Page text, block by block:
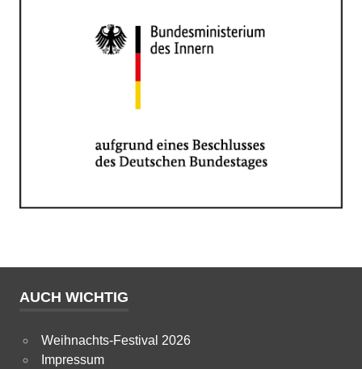
AUCH WICHTIG
Weihnachts-Festival 2026
Impressum